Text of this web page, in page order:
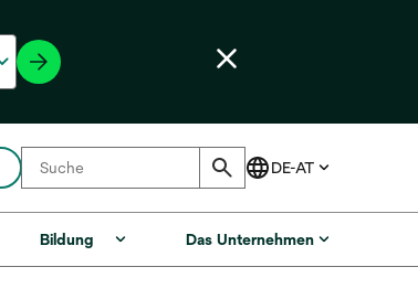
Bildung Das Unternehmen